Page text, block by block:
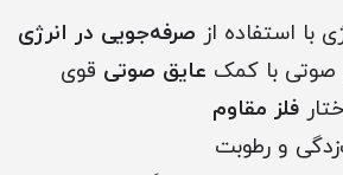
با استفاده از صرفه‌جویی در انرژی
صوتی با کمک عایق صوتی قوی
فلز مقاوم
و رطوبت